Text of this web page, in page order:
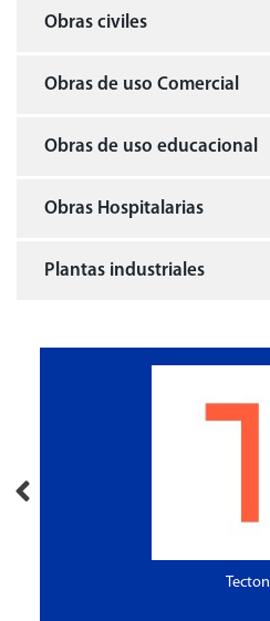
Obras civiles
Obras de uso Comercial
Obras de uso educacional
Obras Hospitalarias
Plantas industriales
Tecton